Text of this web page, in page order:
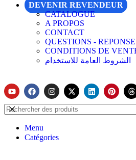
DEVENIR REVENDEUR
CATALOGUE
A PROPOS
CONTACT
QUESTIONS -
CONDITIONS DE
الشروط العامة للاستخدام
Menu
Catégories